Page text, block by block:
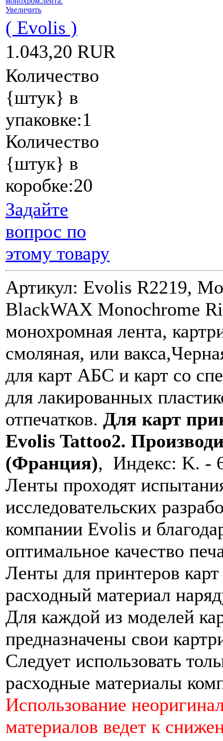
Увеличить
( Evolis )
1.043,20 RUR
Количество
{штук} в
упаковке:1
Количество
{штук} в
коробке:20
Задайте
вопрос по
этому товару
Артикул: Evolis R2219,
BlackWAX Monochrome
монохромная лента,
смоляная, или
для карт АБС и карт со
для лакированных
отпечатков. Для карт
Evolis Tattoo2.
(Франция), ­ Индекс: K. -
Ленты проходят
исследовательских
компании Evolis и
оптимальное качество
Ленты для принтеров
расходный материал
Для каждой из моделей
предназначены свои
Следует использовать
расходные материалы
Использование
материалов ведет к